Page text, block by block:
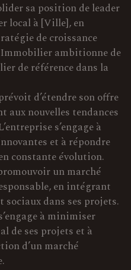
sa position de leader
local à [Ville], en
de croissance
ambitionne de
de référence dans la
d’étendre son offre
aux nouvelles tendances
s’engage à
et à répondre
constante évolution.
un marché
en intégrant
sociaux dans ses projets.
à minimiser
de ses projets et à
d’un marché